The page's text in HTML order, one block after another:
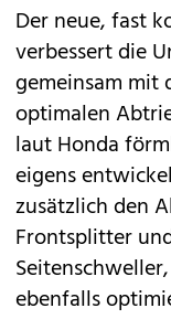
Der neue, fast
verbessert die
gemeinsam mit
optimalen
laut Honda
eigens
zusätzlich den
Frontsplitter
ebenfalls